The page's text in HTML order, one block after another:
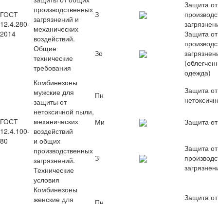
ГОСТ
12.4.280-
2014
производственных
загрязнений и
механических
воздействий.
Общие
технические
требования
З
Защита
Зо
Защита
одежда)
ГОСТ
12.4.100-
80
Комбинезоны
мужские для
защиты от
нетоксичной пыли,
механических
воздействий
и общих
производственных
загрязнений.
Технические
условия
Пн
Защита от
Ми Защита
З
Защита
Комбинезоны
женские для
Пн
Защита от